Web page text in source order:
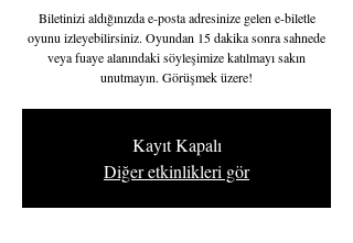
Biletinizi aldığınızda e-posta adresinize gelen e-biletle
oyunu izleyebilirsiniz. Oyundan 15 dakika sonra sahnede
veya fuaye alanındaki söyleşimize katılmayı sakın
unutmayın. Görüşmek üzere!
Kayıt Kapalı
Diğer etkinlikleri gör